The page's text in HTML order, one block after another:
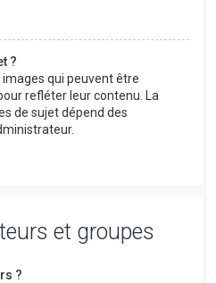
?
images qui peuvent être
refléter leur contenu. La
de sujet dépend des
et groupes
?